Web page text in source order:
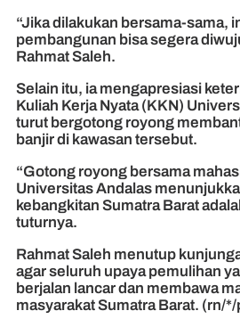
“Jika dilakukan bersama-sama,
pembangunan bisa segera
Rahmat Saleh.
Selain itu, ia mengapresiasi
Kuliah Kerja Nyata (KKN)
turut bergotong royong
banjir di kawasan tersebut.
“Gotong royong bersama
Universitas Andalas
kebangkitan Sumatra Barat
tuturnya.
Rahmat Saleh menutup
agar seluruh upaya pemulihan
berjalan lancar dan membawa
masyarakat Sumatra Barat. (rn/